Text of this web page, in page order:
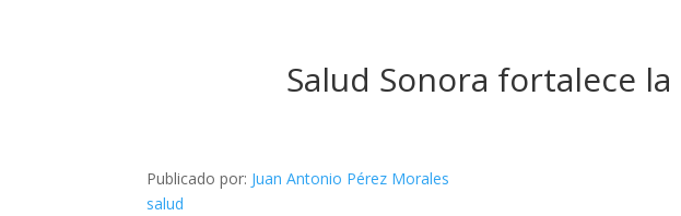
Salud Sonora fortalece
Publicado por: Juan Antonio Pérez Morales
salud